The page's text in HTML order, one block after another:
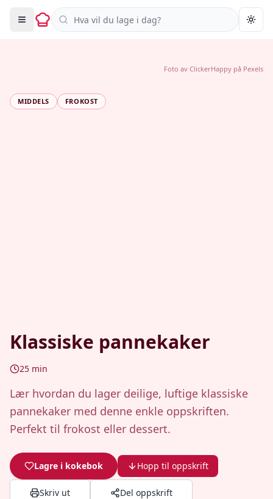
Søk i oppskrifter
MIDDELS FROKOST
Klassiske pannekaker
25 min
Lær hvordan du lager deilige, luftige klassiske
pannekaker med denne enkle oppskriften.
Perfekt til frokost eller dessert.
Lagre i kokebok Hopp til oppskrift
Skriv ut Del oppskrift
Foto av ClickerHappy på Pexels